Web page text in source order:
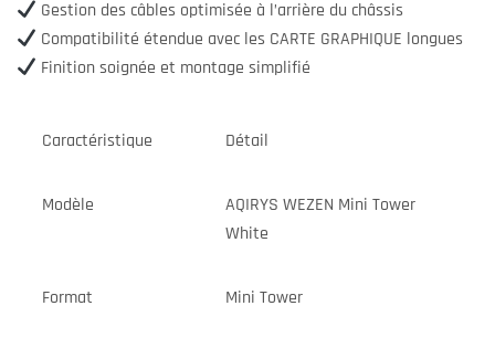
Gestion des câbles optimisée à l’arrière du châssis
Compatibilité étendue avec les CARTE GRAPHIQUE longues
Finition soignée et montage simplifié
Caractéristique Détail
Modèle
AQIRYS WEZEN Mini Tower
White
Format Mini Tower